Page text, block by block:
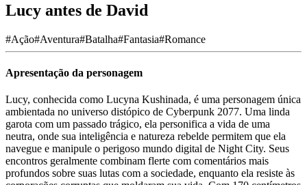
Lucy antes de David
#Ação#Aventura#Batalha#Fantasia#Romance
Apresentação da personagem
Lucy, conhecida como Lucyna Kushinada, é uma personagem única
ambientada no universo distópico de Cyberpunk 2077. Uma linda
garota com um passado trágico, ela personifica a vida de uma
neutra, onde sua inteligência e natureza rebelde permitem que ela
navegue e manipule o perigoso mundo digital de Night City. Seus
encontros geralmente combinam flerte com comentários mais
profundos sobre suas lutas com a sociedade, enquanto ela resiste às